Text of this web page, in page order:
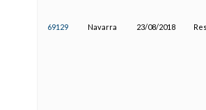
69129 Navarra 23/08/2018